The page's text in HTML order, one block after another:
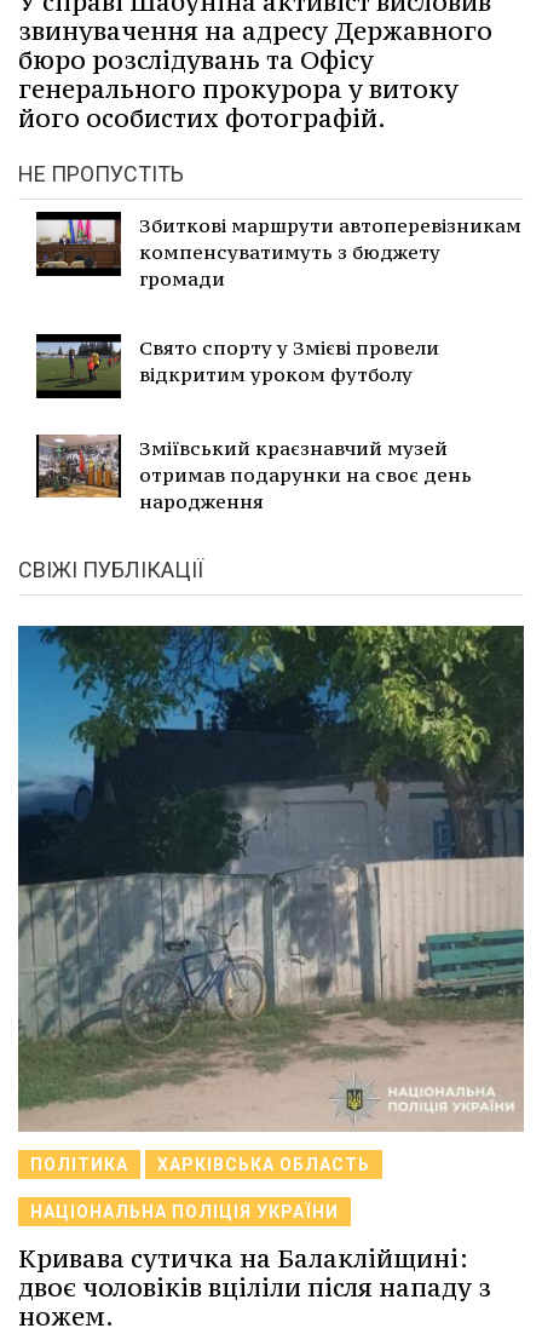
звинувачення на адресу Державного
бюро розслідувань та Офісу
генерального прокурора у витоку
його особистих фотографій.
НЕ ПРОПУСТІТЬ
Збиткові маршрути автоперевізникам
компенсуватимуть з бюджету
громади
Свято спорту у Змієві провели
відкритим уроком футболу
Зміївський краєзнавчий музей
отримав подарунки на своє день
народження
СВІЖІ ПУБЛІКАЦІЇ
ПОЛІТИКА ХАРКІВСЬКА ОБЛАСТЬ
НАЦІОНАЛЬНА ПОЛІЦІЯ УКРАЇНИ
Кривава сутичка на Балаклійщині:
двоє чоловіків вціліли після нападу з
ножем.